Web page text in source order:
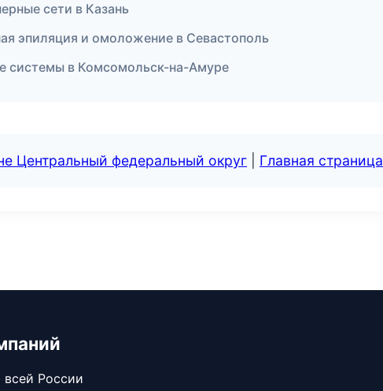
сети в Казань
эпиляция и омоложение в Севастополь
системы в Комсомольск-на-Амуре
Центральный федеральный округ Главная страница
всей России